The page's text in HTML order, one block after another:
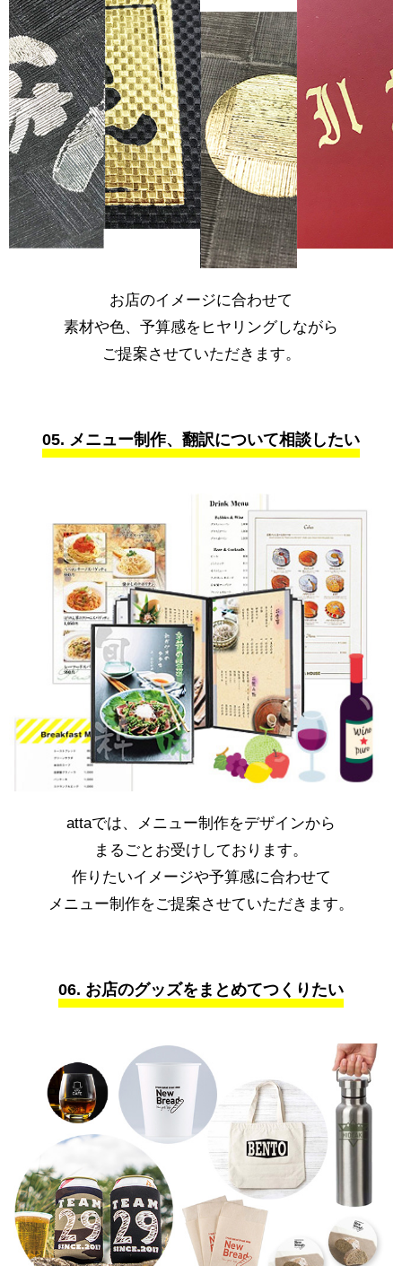
お店のイメージに合わせて
素材や色、予算感をヒヤリングしながら
ご提案させていただきます。
05. メニュー制作、翻訳について相談したい
attaでは、メニュー制作をデザインから
まるごとお受けしております。
作りたいイメージや予算感に合わせて
メニュー制作をご提案させていただきます。
06. お店のグッズをまとめてつくりたい